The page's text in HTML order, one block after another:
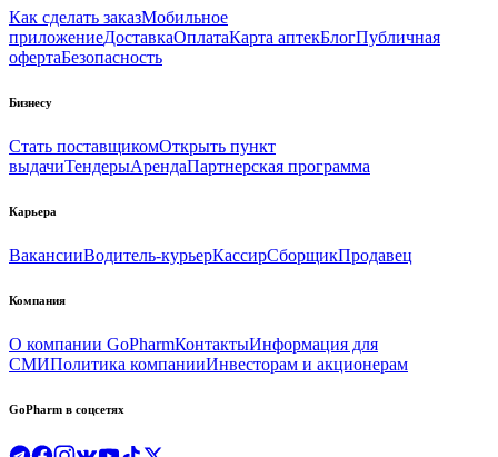
Как сделать заказМобильное
приложениеДоставкаОплатаКарта аптекБлогПубличная
офертаБезопасность
Бизнесу
Стать поставщикомОткрыть пункт
выдачиТендерыАрендаПартнерская программа
Карьера
ВакансииВодитель-курьерКассирСборщикПродавец
Компания
О компании GoPharmКонтактыИнформация для
СМИПолитика компанииИнвесторам и акционерам
GoPharm в соцсетях